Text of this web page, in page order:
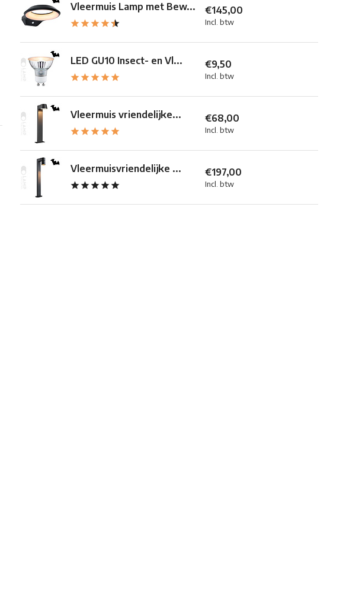
Vleermuis Lamp met Bew... €145,00
Incl. btw
LED GU10 Insect- en Vl... €9,50
Incl. btw
Vleermuis vriendelijke... €68,00
Incl. btw
Vleermuisvriendelijke ... €197,00
Incl. btw